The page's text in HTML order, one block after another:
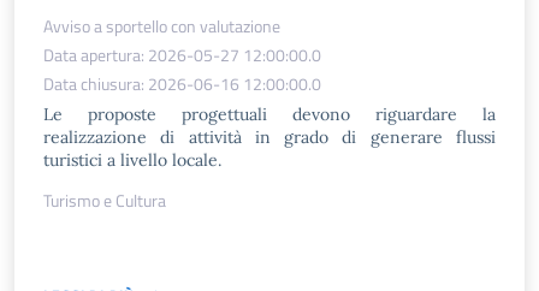
Avviso a sportello con valutazione
Data apertura: 2026-05-27 12:00:00.0
Data chiusura: 2026-06-16 12:00:00.0
Le proposte progettuali devono riguardare la
realizzazione di attività in grado di generare flussi
turistici a livello locale.
Turismo e Cultura